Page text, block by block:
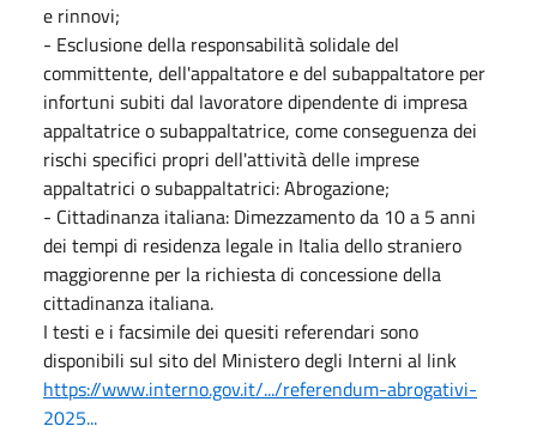
e rinnovi;
- Esclusione della responsabilità solidale del
committente, dell'appaltatore e del subappaltatore per
infortuni subiti dal lavoratore dipendente di impresa
appaltatrice o subappaltatrice, come conseguenza dei
rischi specifici propri dell'attività delle imprese
appaltatrici o subappaltatrici: Abrogazione;
- Cittadinanza italiana: Dimezzamento da 10 a 5 anni
dei tempi di residenza legale in Italia dello straniero
maggiorenne per la richiesta di concessione della
cittadinanza italiana.
I testi e i facsimile dei quesiti referendari sono
disponibili sul sito del Ministero degli Interni al link
https://www.interno.gov.it/.../referendum-abrogativi-
2025...